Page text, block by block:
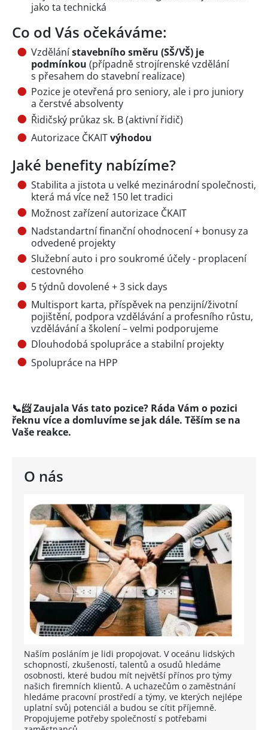
O nás
Naším posláním je lidi propojovat. V oceánu lidských
schopností, zkušeností, talentů a osudů hledáme
osobnosti, které budou mít největší přínos pro týmy
našich firemních klientů. A uchazečům o zaměstnání
hledáme pracovní prostředí a týmy, ve kterých nejlépe
uplatní svůj potenciál a budou se cítit příjemně.
Propojujeme potřeby společností s potřebami
jako ta technická
Co od Vás očekáváme:
Vzdělánístavebního směru (SŠ/VŠ) je
podmínkou (případně strojírenské vzdělání
s přesahem do stavební realizace)
Pozice je otevřená pro seniory, ale i pro juniory
a čerstvé absolventy
Řidičský průkaz sk. B (aktivní řidič)
Autorizace ČKAITvýhodou
Jaké benefity nabízíme?
Stabilita a jistota u velké mezinárodní společnosti,
která má více než 150 let tradici
Možnost zařízení autorizace ČKAIT
Nadstandartní finanční ohodnocení + bonusy za
odvedené projekty
Služební auto i pro soukromé účely - proplacení
cestovného
5 týdnů dovolené + 3 sick days
Multisport karta, příspěvek na penzijní/životní
pojištění, podpora vzdělávání a profesního růstu,
vzdělávání a školení – velmi podporujeme
Dlouhodobá spolupráce a stabilní projekty
Spolupráce na HPP
📞📨Zaujala Vás tato pozice? Ráda Vám o pozici
řeknu více a domluvíme se jak dále. Těším se na
Vaše reakce.